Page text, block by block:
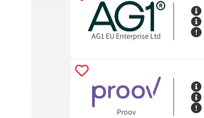
AG1 EU Enterprise Ltd
Proov